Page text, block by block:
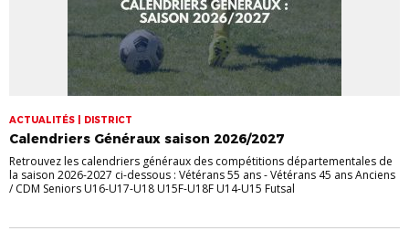
ACTUALITÉS | DISTRICT
Calendriers Généraux saison 2026/2027
Retrouvez les calendriers généraux des compétitions départementales de
la saison 2026-2027 ci-dessous : Vétérans 55 ans - Vétérans 45 ans Anciens
/ CDM Seniors U16-U17-U18 U15F-U18F U14-U15 Futsal